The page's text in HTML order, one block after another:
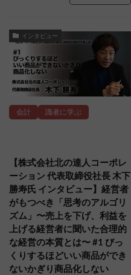
インタビュー
会計 識者に学ぶ
【株式会社北の達人コーポレ
ーション 代表取締役社長 木下
勝寿氏 インタビュー】経営者
がもつべき「思考のアルゴリ
ズム」〜売上を下げ、利益を
上げる経営者に聞いた合理的
な経営の本質とは〜 #1 びっ
くりするほどいい商品ができ
ないかぎり商品化しない